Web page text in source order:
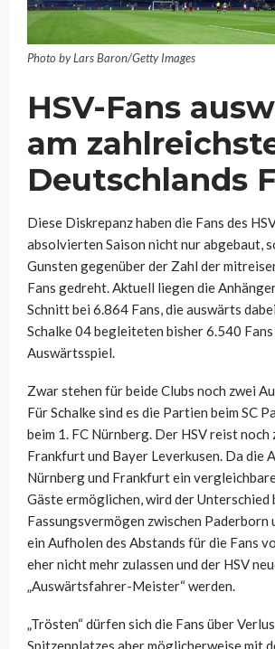
Photo by Lars Baron/Getty Images
HSV-Fans
am
Deutschlands
Diese Diskrepanz haben die Fans des
absolvierten Saison nicht nur abgebaut,
Gunsten gegenüber der Zahl der
Fans gedreht. Aktuell liegen die
Schnitt bei 6.864 Fans, die auswärts
Schalke 04 begleiteten bisher 6.540
Auswärtsspiel.
Zwar stehen für beide Clubs noch zwei
Für Schalke sind es die Partien beim SC
beim 1. FC Nürnberg. Der HSV reist
Frankfurt und Bayer Leverkusen. Da die
Nürnberg und Frankfurt ein
Gäste ermöglichen, wird der Unterschied
Fassungsvermögen zwischen Paderborn
ein Aufholen des Abstands für die Fans
eher nicht mehr zulassen und der HSV
„Auswärtsfahrer-Meister“ werden.
„Trösten“ dürfen sich die Fans über
Spitzenplatzes aber möglicherweise mit